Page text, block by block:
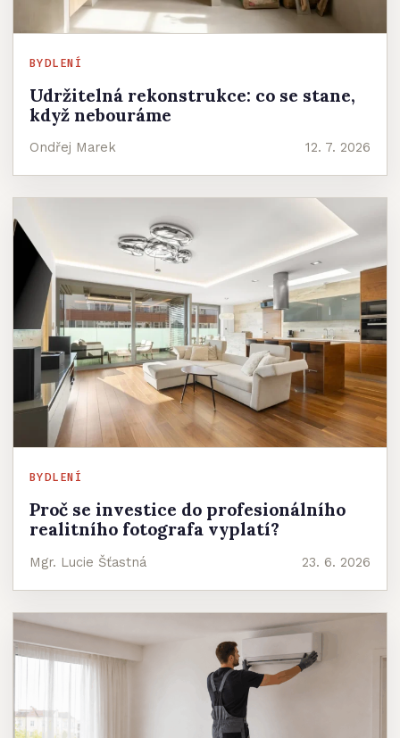
BYDLENÍ
Udržitelná rekonstrukce: co se stane,
když nebouráme
Ondřej Marek 12. 7. 2026
BYDLENÍ
Proč se investice do profesionálního
realitního fotografa vyplatí?
Mgr. Lucie Šťastná 23. 6. 2026